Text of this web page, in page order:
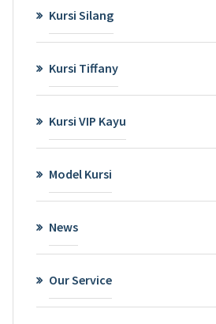
Kursi Silang
Kursi Tiffany
Kursi VIP Kayu
Model Kursi
News
Our Service